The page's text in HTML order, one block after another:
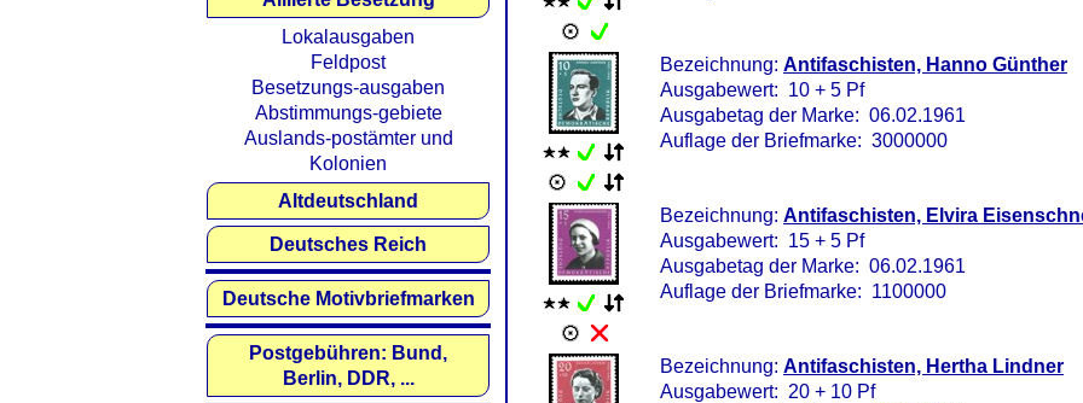
Bezeichnung: Antifaschisten, Hanno Günther
Ausgabewert: 10 + 5 Pf
Ausgabetag der Marke: 06.02.1961
Auflage der Briefmarke: 3000000
Bezeichnung: Antifaschisten, Elvira
Ausgabewert: 15 + 5 Pf
Ausgabetag der Marke: 06.02.1961
Auflage der Briefmarke: 1100000
Bezeichnung: Antifaschisten, Hertha Lindner
Ausgabewert: 20 + 10 Pf
Lokalausgaben
Feldpost
Besetzungs-ausgaben
Abstimmungs-gebiete
Auslands-postämter und
Kolonien
Altdeutschland
Deutsches Reich
Deutsche Motivbriefmarken
Postgebühren: Bund,
Berlin, DDR, ...